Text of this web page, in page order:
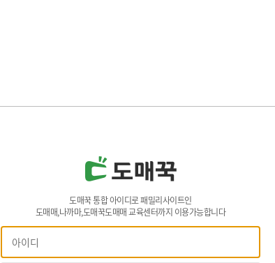
도매꾹 통합 아이디로 패밀리사이트인
도매매,나까마,도매꾹도매매 교육센터까지 이용가능합니다